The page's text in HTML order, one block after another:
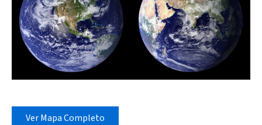
Ver Mapa Completo